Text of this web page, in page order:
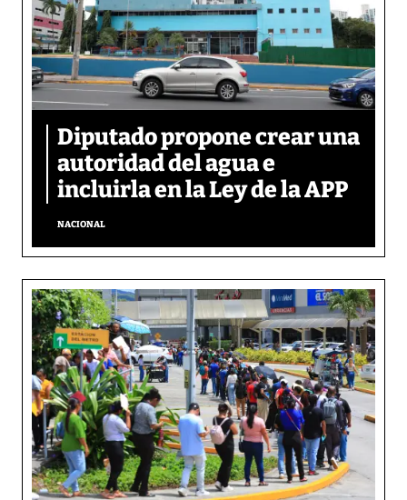
Diputado propone crear una
autoridad del agua e
incluirla en la Ley de la APP
NACIONAL